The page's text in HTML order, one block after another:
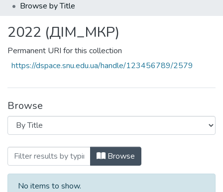
Browse by Title
2022 (ДІМ_МКР)
Permanent URI for this collection
https://dspace.snu.edu.ua/handle/123456789/2579
Browse
Browsing 2022 (ДІМ_МКР) by Title
Browse
No items to show.